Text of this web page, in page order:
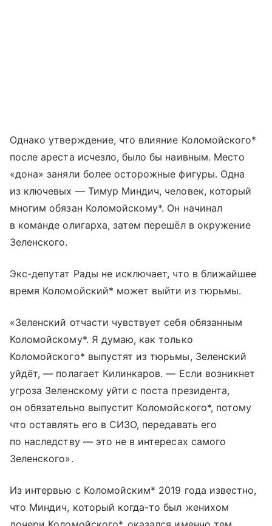
Однако утверждение, что влияние Коломойского*
после ареста исчезло, было бы наивным. Место
«дона» заняли более осторожные фигуры. Одна
из ключевых — Тимур Миндич, человек, который
многим обязан Коломойскому*. Он начинал
в команде олигарха, затем перешёл в окружение
Зеленского.
Экс-депутат Рады не исключает, что в ближайшее
время Коломойский* может выйти из тюрьмы.
«Зеленский отчасти чувствует себя обязанным
Коломойскому*. Я думаю, как только
Коломойского* выпустят из тюрьмы, Зеленский
уйдёт, — полагает Килинкаров. — Если возникнет
угроза Зеленскому уйти с поста президента,
он обязательно выпустит Коломойского*, потому
что оставлять его в СИЗО, передавать его
по наследству — это не в интересах самого
Зеленского».
Из интервью с Коломойским* 2019 года известно,
что Миндич, который когда-то был женихом